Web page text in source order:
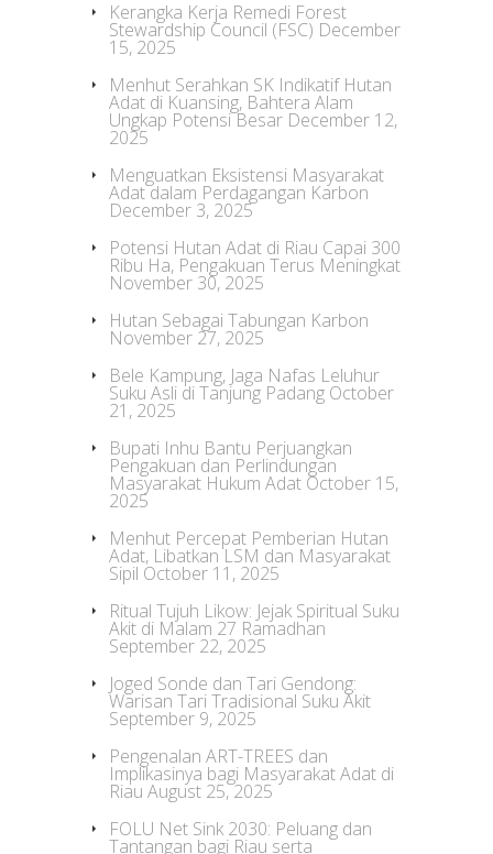
Kerangka Kerja Remedi Forest
Stewardship Council (FSC) December
15, 2025
Menhut Serahkan SK Indikatif Hutan
Adat di Kuansing, Bahtera Alam
Ungkap Potensi Besar December 12,
2025
Menguatkan Eksistensi Masyarakat
Adat dalam Perdagangan Karbon
December 3, 2025
Potensi Hutan Adat di Riau Capai 300
Ribu Ha, Pengakuan Terus Meningkat
November 30, 2025
Hutan Sebagai Tabungan Karbon
November 27, 2025
Bele Kampung, Jaga Nafas Leluhur
Suku Asli di Tanjung Padang October
21, 2025
Bupati Inhu Bantu Perjuangkan
Pengakuan dan Perlindungan
Masyarakat Hukum Adat October 15,
2025
Menhut Percepat Pemberian Hutan
Adat, Libatkan LSM dan Masyarakat
Sipil October 11, 2025
Ritual Tujuh Likow: Jejak Spiritual Suku
Akit di Malam 27 Ramadhan
September 22, 2025
Joged Sonde dan Tari Gendong:
Warisan Tari Tradisional Suku Akit
September 9, 2025
Pengenalan ART-TREES dan
Implikasinya bagi Masyarakat Adat di
Riau August 25, 2025
FOLU Net Sink 2030: Peluang dan
Tantangan bagi Riau serta